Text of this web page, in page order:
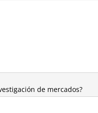
de mercados?